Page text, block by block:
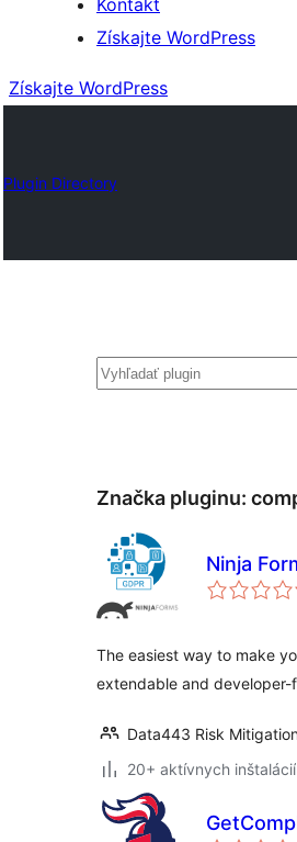
Kontakt
Získajte WordPress
Získajte WordPress
Plugin Directory
Hľadať
Značka pluginu:
Ninja
The easiest way to make
extendable and developer-
Data443 Risk
20+ aktívnych inštalácií